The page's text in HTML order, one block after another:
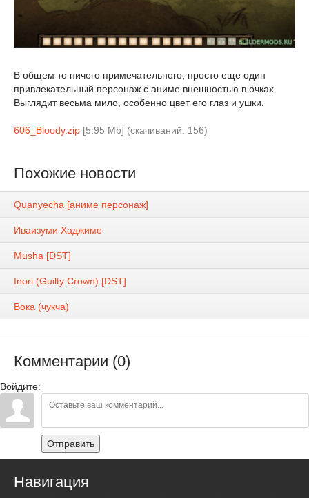
В общем то ничего примечательного, просто еще один
привлекательный персонаж с аниме внешностью в очках.
Выглядит весьма мило, особенно цвет его глаз и ушки.
606_Bloody.zip [5.95 Mb] (cкачиваний: 156)
Похожие новости
Quanyecha [аниме персонаж]
Иваизуми Хаджиме
Musha [DST]
Inori (Guilty Crown) [DST]
Вока (чукча)
Комментарии (0)
Войдите:
Отправить
Навигация